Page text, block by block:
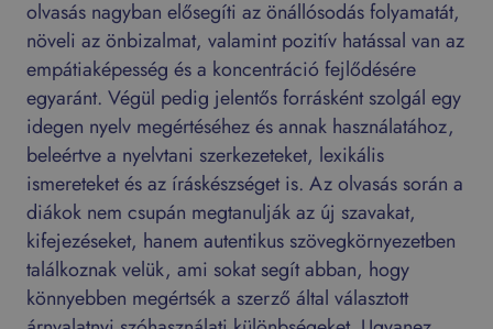
olvasás nagyban elősegíti az önállósodás folyamatát,
növeli az önbizalmat, valamint pozitív hatással van az
empátiaképesség és a koncentráció fejlődésére
egyaránt. Végül pedig jelentős forrásként szolgál egy
idegen nyelv megértéséhez és annak használatához,
beleértve a nyelvtani szerkezeteket, lexikális
ismereteket és az íráskészséget is. Az olvasás során a
diákok nem csupán megtanulják az új szavakat,
kifejezéseket, hanem autentikus szövegkörnyezetben
találkoznak velük, ami sokat segít abban, hogy
könnyebben megértsék a szerző által választott